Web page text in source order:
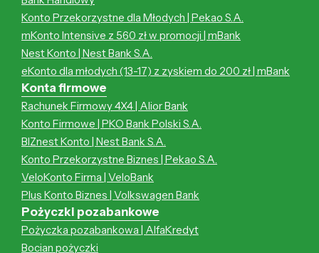
Konto Przekorzystne dla Młodych | Pekao S.A.
mKonto Intensive z 560 zł w promocji | mBank
Nest Konto | Nest Bank S.A.
eKonto dla młodych (13-17) z zyskiem do 200 zł | mBank
Konta firmowe
Rachunek Firmowy 4X4 | Alior Bank
Konto Firmowe | PKO Bank Polski S.A.
BIZnest Konto | Nest Bank S.A.
Konto Przekorzystne Biznes | Pekao S.A.
VeloKonto Firma | VeloBank
Plus Konto Biznes | Volkswagen Bank
Pożyczki pozabankowe
Pożyczka pozabankowa | AlfaKredyt
Bocian pożyczki